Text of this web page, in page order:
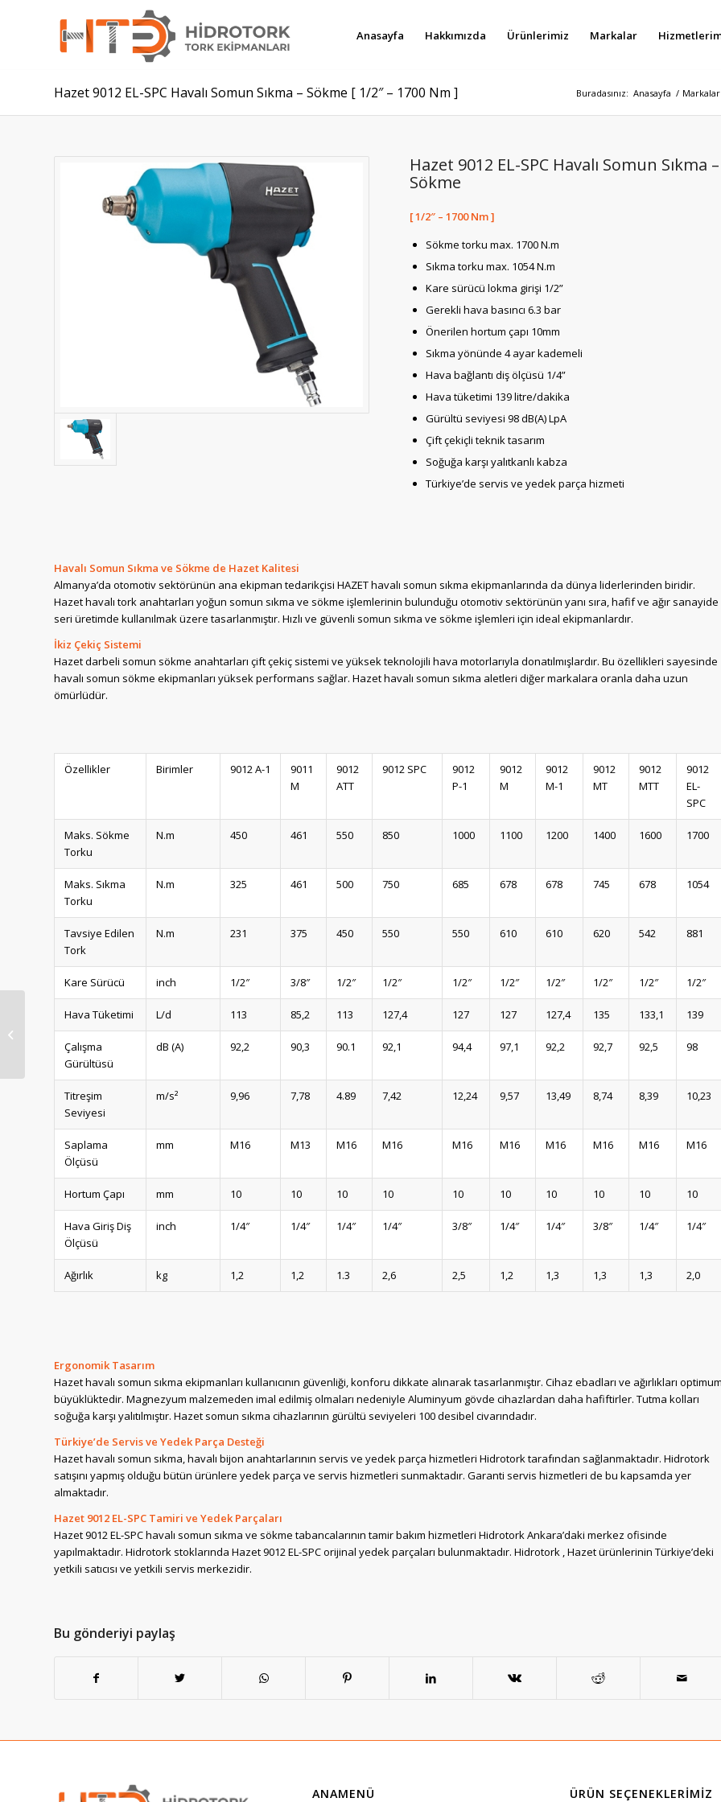
Anasayfa Hakkımızda Ürünlerimiz Markalar
Hazet 9012 EL-SPC Havalı Somun Sıkma – Sökme [ 1/2″ – 1700 Nm ] Buradasınız: Anasayfa / Markalar
Hazet 9012 EL-SPC Havalı Somun Sıkma –
Sökme
[ 1/2″ – 1700 Nm ]
Sökme torku max. 1700 N.m
Sıkma torku max. 1054 N.m
Kare sürücü lokma girişi 1/2”
Gerekli hava basıncı 6.3 bar
Önerilen hortum çapı 10mm
Sıkma yönünde 4 ayar kademeli
Hava bağlantı diş ölçüsü 1/4”
Hava tüketimi 139 litre/dakika
Gürültü seviyesi 98 dB(A) LpA
Çift çekiçli teknik tasarım
Soğuğa karşı yalıtkanlı kabza
Türkiye’de servis ve yedek parça hizmeti
Havalı Somun Sıkma ve Sökme de Hazet Kalitesi
Almanya’da otomotiv sektörünün ana ekipman tedarikçisi HAZET havalı somun sıkma ekipmanlarında da dünya liderlerinden biridir.
Hazet havalı tork anahtarları yoğun somun sıkma ve sökme işlemlerinin bulunduğu otomotiv sektörünün yanı sıra, hafif ve ağır sanayide
seri üretimde kullanılmak üzere tasarlanmıştır. Hızlı ve güvenli somun sıkma ve sökme işlemleri için ideal ekipmanlardır.
İkiz Çekiç Sistemi
Hazet darbeli somun sökme anahtarları çift çekiç sistemi ve yüksek teknolojili hava motorlarıyla donatılmışlardır. Bu özellikleri sayesinde
havalı somun sökme ekipmanları yüksek performans sağlar. Hazet havalı somun sıkma aletleri diğer markalara oranla daha uzun
ömürlüdür.
Özellikler Birimler 9012 A-1
9011
M
9012
ATT
9012 SPC
9012
P-1
9012
M
9012
M-1
9012
MT
9012
MTT
9012
EL-
SPC
Maks. Sökme
Torku
N.m 450 461 550 850 1000 1100 1200 1400 1600 1700
Maks. Sıkma
Torku
N.m 325 461 500 750 685 678 678 745 678 1054
Tavsiye Edilen
Tork
N.m 231 375 450 550 550 610 610 620 542 881
Kare Sürücü inch 1/2″ 3/8″ 1/2″ 1/2″ 1/2″ 1/2″ 1/2″ 1/2″ 1/2″ 1/2″
Hava Tüketimi L/d 113 85,2 113 127,4 127 127 127,4 135 133,1 139
Çalışma
Gürültüsü
dB (A) 92,2 90,3 90.1 92,1 94,4 97,1 92,2 92,7 92,5 98
Titreşim
Seviyesi
m/s² 9,96 7,78 4.89 7,42 12,24 9,57 13,49 8,74 8,39 10,23
Saplama
Ölçüsü
mm M16 M13 M16 M16 M16 M16 M16 M16 M16 M16
Hortum Çapı mm 10 10 10 10 10 10 10 10 10 10
Hava Giriş Diş
Ölçüsü
inch 1/4″ 1/4″ 1/4″ 1/4″ 3/8″ 1/4″ 1/4″ 3/8″ 1/4″ 1/4″
Ağırlık kg 1,2 1,2 1.3 2,6 2,5 1,2 1,3 1,3 1,3 2,0
Ergonomik Tasarım
Hazet havalı somun sıkma ekipmanları kullanıcının güvenliği, konforu dikkate alınarak tasarlanmıştır. Cihaz ebadları ve ağırlıkları
büyüklüktedir. Magnezyum malzemeden imal edilmiş olmaları nedeniyle Aluminyum gövde cihazlardan daha hafiftirler. Tutma kolları
soğuğa karşı yalıtılmıştır. Hazet somun sıkma cihazlarının gürültü seviyeleri 100 desibel civarındadır.
Türkiye’de Servis ve Yedek Parça Desteği
Hazet havalı somun sıkma, havalı bijon anahtarlarının servis ve yedek parça hizmetleri Hidrotork tarafından sağlanmaktadır. Hidrotork
satışını yapmış olduğu bütün ürünlere yedek parça ve servis hizmetleri sunmaktadır. Garanti servis hizmetleri de bu kapsamda yer
almaktadır.
Hazet 9012 EL-SPC Tamiri ve Yedek Parçaları
Hazet 9012 EL-SPC havalı somun sıkma ve sökme tabancalarının tamir bakım hizmetleri Hidrotork Ankara’daki merkez ofisinde
yapılmaktadır. Hidrotork stoklarında Hazet 9012 EL-SPC orijinal yedek parçaları bulunmaktadır. Hidrotork , Hazet ürünlerinin Türkiye’deki
yetkili satıcısı ve yetkili servis merkezidir.
Bu gönderiyi paylaş
ANAMENÜ ÜRÜN SEÇENEKLERIMIZ
Hazet 9012 MT Havalı
Somun Sıkma – Sökme
[ 1/2″ – 1400...